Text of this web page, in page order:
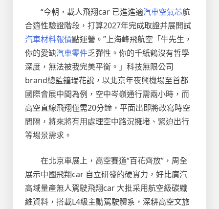
“今朝，載人飛翔car 已進進適汽車空氣芯航
合適性驗證階段，打算2027年完成取證并展開試
汽車材料報價點運營。”上海峰飛航空「牛先生，
你的愛缺汽車零件乏彈性。你的千紙鶴沒有哲學
深度，無法被我完美平衡。」科技無限公司
brand總監鐘瑞花說，以北京年夜興機場至首都
國際會展中間為例，空中岑嶺通行需兩小時，而
高空直線飛翔僅需20分鐘，平面出即將改寫時空
間隔，將來將有用處理空中路況擁堵、緊迫出行
等場景需求。
在北京車展上，高空賽道“百花齊放”，周全
展示中國飛翔car 自立研發的硬實力，好比廣汽
高域量產無人駕駛飛翔car 大批采用航空級碳纖
維資料，搭載L4級主動駕駛體系，深耕高空文旅